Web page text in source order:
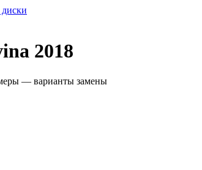
2018
— варианты замены